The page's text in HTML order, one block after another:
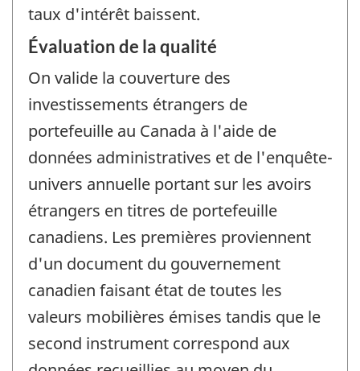
taux d'intérêt baissent.
Évaluation de la qualité
On valide la couverture des
investissements étrangers de
portefeuille au Canada à l'aide de
données administratives et de l'enquête-
univers annuelle portant sur les avoirs
étrangers en titres de portefeuille
canadiens. Les premières proviennent
d'un document du gouvernement
canadien faisant état de toutes les
valeurs mobilières émises tandis que le
second instrument correspond aux